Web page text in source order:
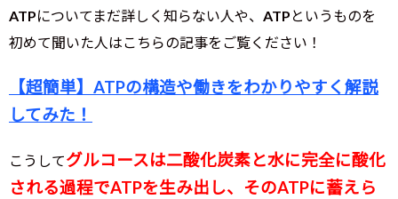
ATPについてまだ詳しく知らない人や、ATPというものを
初めて聞いた人はこちらの記事をご覧ください！
【超簡単】ATPの構造や働きをわかりやすく解説
してみた！
こうしてグルコースは二酸化炭素と水に完全に酸化
される過程でATPを生み出し、そのATPに蓄えら